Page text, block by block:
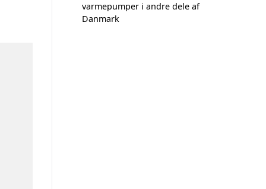
varmepumper i andre dele af
Danmark